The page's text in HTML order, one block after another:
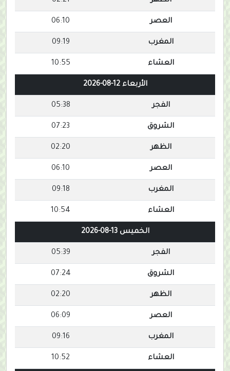
العصر 06:10
المغرب 09:19
العشاء 10:55
الأربعاء 12-08-2026
الفجر 05:38
الشروق 07:23
الظهر 02:20
العصر 06:10
المغرب 09:18
العشاء 10:54
الخميس 13-08-2026
الفجر 05:39
الشروق 07:24
الظهر 02:20
العصر 06:09
المغرب 09:16
العشاء 10:52